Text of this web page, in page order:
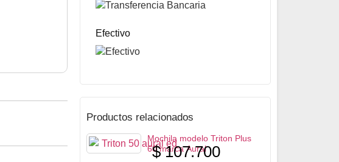
Precio sin impuestos nacionales:$176.644
10% OFFabonando con Efectivo
ENVÍO GRATIS A TODO EL PAÍS
Efectivo
Productos relacionados
Mochila modelo Triton Plus
60 marca Aural
$107.700